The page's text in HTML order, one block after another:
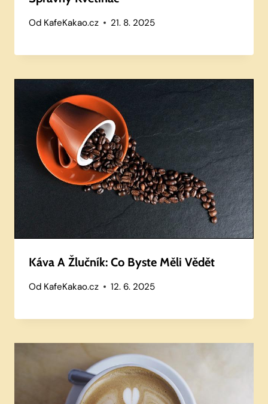
Od KafeKakao.cz 21. 8. 2025
Káva A Žlučník: Co Byste Měli Vědět
Od KafeKakao.cz 12. 6. 2025